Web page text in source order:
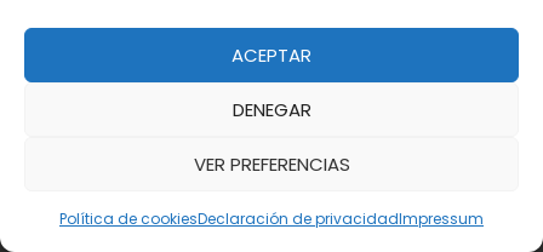
ACEPTAR
DENEGAR
VER PREFERENCIAS
Política de cookiesDeclaración de privacidadImpressum
Toda la información